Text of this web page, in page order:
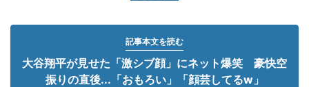
記事本文を読む
大谷翔平が見せた「激シブ顔」にネット爆笑 豪快空
振りの直後...「おもろい」「顔芸してるw」